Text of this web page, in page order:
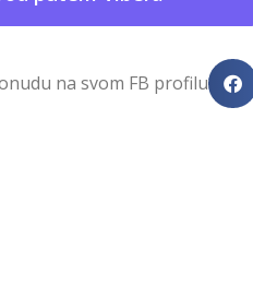
na svom FB profilu